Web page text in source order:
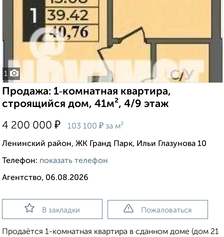
1
Продажа: 1‑комнатная квартира,
строящийся дом, 41м², 4/9 этаж
4 200 000 ₽ 103 100 ₽ за м²
Ленинский район, ЖК Гранд Парк, Ильи Глазунова 10
Телефон: показать телефон
Агентство, 06.08.2026
В закладки Пожаловаться
Продаётся 1-комнатная квартира в сданном доме (дом 21